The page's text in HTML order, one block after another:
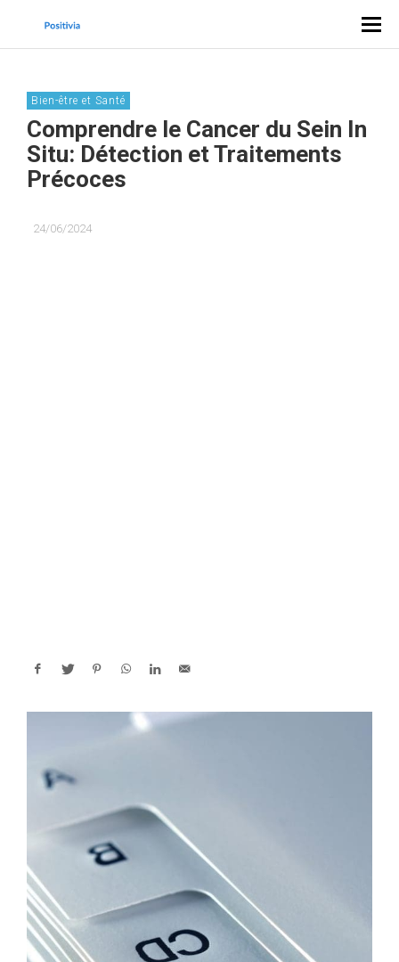
Bien-être et Santé
Comprendre le Cancer du Sein In
Situ: Détection et Traitements
Précoces
24/06/2024